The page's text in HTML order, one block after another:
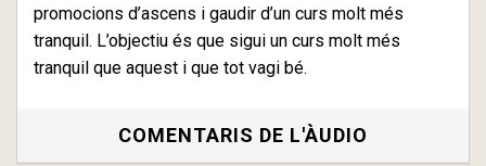
promocions d’ascens i gaudir d’un curs molt més
tranquil. L’objectiu és que sigui un curs molt més
tranquil que aquest i que tot vagi bé.
COMENTARIS DE L'ÀUDIO